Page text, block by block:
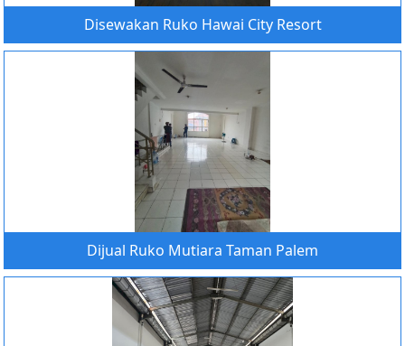
Disewakan Ruko Hawai City Resort
Dijual Ruko Mutiara Taman Palem